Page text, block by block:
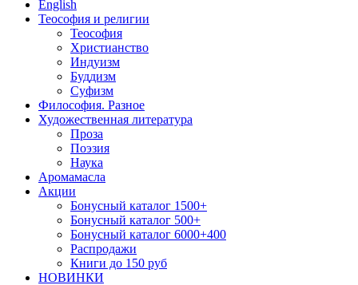
English
Теософия и религии
Теософия
Христианство
Индуизм
Буддизм
Суфизм
Философия. Разное
Художественная литература
Проза
Поэзия
Наука
Аромамасла
Акции
Бонусный каталог 1500+
Бонусный каталог 500+
Бонусный каталог 6000+400
Распродажи
Книги до 150 руб
НОВИНКИ